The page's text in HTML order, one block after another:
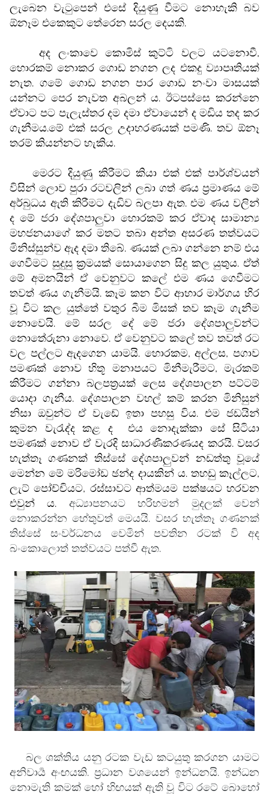
ලැබෙන වැටුපෙන් එසේ දියුණු වීමට නොහැකි බව
ඕනෑම එකෙකුට තේරෙන සරල දෙයකි.
අද ලංකාවෙ කොමිස් කුට්ටි වලට යටනොවී,
හොරකම් නොකර ගොඩ නගන ලද එකදු ව්‍යාපෘතියක්
නැත.ගමේ ගොඩ නගන පාර ගොඩ නංවා මාසයක්
යන්නට පෙර නැවත අබලන් ය. ඊටපස්සෙ කරන්නෙ
ඒවාට පට පැලැස්තර දම දමා ඒවායෙන් ද මඩිය තද කර
ගැනීමය.මේ එක් සරල උදාහරණයක් පමණි. තව ඕනෑ
තරම් කියන්නට හැකිය.
මෙරට දියුණු කිරීමට කියා එක් එක් පාර්ශ්වයන්
විසින් ලොව පුරා රටවලින් ලබා ගත් ණය ප්‍රමාණය මේ
අර්බුධය ඇති කිරීමට දැඩිව බලපා ඇත. එම ණය වලින්
ද මේ ජරා දේශපාලුවා හොරකම් කර ඒවාද සාමාන්‍ය
මහජනයාගේ කර මතට තබා අන්ත අසරණ තත්වයට
මිනිස්සුන්ව ඇද දමා තිබේ. ණයක් ලබා ගන්නෙ නම් එය
ගෙවීමට සුදුසු ක්‍රමයක් සොයාගෙන සිදු කල යුතුය. ඒත්
මේ අමනයින් ඒ වෙනුවට කලේ එම ණය ගෙවීමට
තවත් ණය ගැනීමයි. කෑම කන විට ආහාර මාර්ගය හිර
වූ විට කල යුත්තේ වතුර බීම මිසක් තව කෑම ගැනීම
නොවෙයි. මේ සරල දේ මේ ජරා දේශපාලුවන්ට
නොතේරුනා නොවෙ. ඒ වෙනුවට කලේ තව තවත් රට
වල පල්ලට ඇදගෙන යාමයි. හොරකම, අල්ලස, පගාව
පමණක් නොව හිතූ මනාපයට මිනීමැරීමට,මැරකම්
කිරීමට ගන්නා බලපත්‍රයක් ලෙස දේශපාලන පට්ටම්
යොදා ගැනීය. දේශපාලන වහල් කම් කරන මිනිසුන්
නිසා ඔවුන්ට ඒ වැඩේ ඉතා පහසු විය. එම ජඩයින්
කුමන වැරැද්ද කළ ද
එය නොදැක්කා සේ සිටියා
පමණක් නොව ඒ වැරදි සාධාරණීකරණයද කරයි. වසර
හැත්තෑ ගණනක් තිස්සේ දේශපාලුවන් නඩත්තු වූයේ
මෙන්න මේ මරිමෝඩ ඡන්ද දායකින්‍ ය. තහඩු කෑල්ලට,
ලැට් පෝච්චියට, රස්සාවට ආත්මයම පක්ෂයට හරවන
එවුන් ය. අධ්‍යාපනයට හරිහමන් මුදලක් වෙන්
නොකරන්න හේතුවත් මෙයයි. වසර හැත්තෑ ගණනක්
තිස්සේ සංවර්ධනය වෙමින් පවතින රටක් වි අද
බංකොලොත් තත්වයට පත්වී ඇත.
බල ශක්තිය යනු රටක වැඩ කටයුතු කරගන යාමට
අනිවාර්‍ය අංඟයකි. ප්‍රධාන වශයෙන් ඉන්ධනයි. ඉන්ධන
නොමැති කමක් හෝ හිඟයක් ඇති වූ විට රටේ බොහෝ